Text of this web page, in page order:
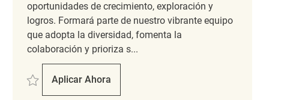
oportunidades de crecimiento, exploración y
logros. Formará parte de nuestro vibrante equipo
que adopta la diversidad, fomenta la
colaboración y prioriza s...
Salvar Verkäufer*in (m/w/d) REQ139575
Aplicar Ahora
Verkäufer*in (m/w/d)